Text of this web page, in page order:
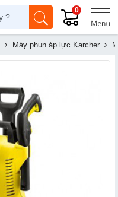
0
Máy phun áp lực Karcher